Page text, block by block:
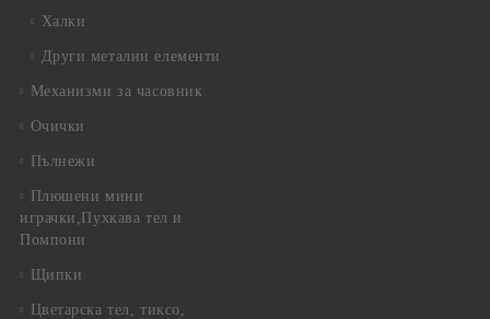
Халки
Други метални елементи
Механизми за часовник
Очички
Пълнежи
Плюшени мини
играчки,Пухкава тел и
Помпони
Щипки
Цветарска тел, тиксо,